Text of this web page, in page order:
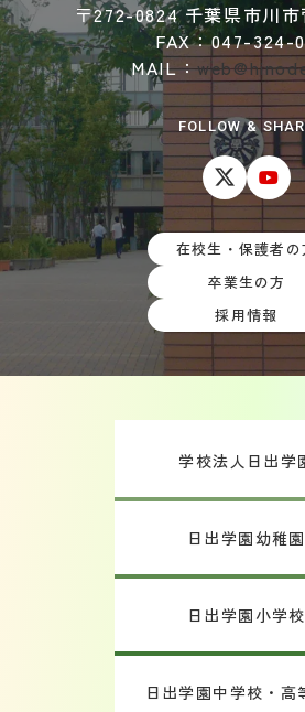
〒272-0824 千葉県市川
FAX：047-324-
MAIL：
FOLLOW &
在校生・保護者の
卒業生の方
採用情報
学校法人日出学
日出学園幼稚園
日出学園小学校
日出学園中学校・高